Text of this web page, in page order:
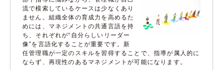
流で模索しているケースは少なくあり
ません。組織全体の育成力を高めるた
めには、マネジメントの共通言語を持
ち、それぞれが“自分らしいリーダー
像”を言語化することが重要です。新
任管理職が一定のスキルを習得することで、指導が属人的に
ならず、再現性のあるマネジメントが可能になります。